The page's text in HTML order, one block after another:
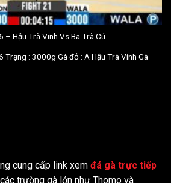
Hậu Trà Vinh Vs Ba Trà Cú
: 3000g Gà đỏ : A Hậu Trà Vinh Gà
cung cấp link xem đá gà trực tiếp
trường gà lớn như Thomo và